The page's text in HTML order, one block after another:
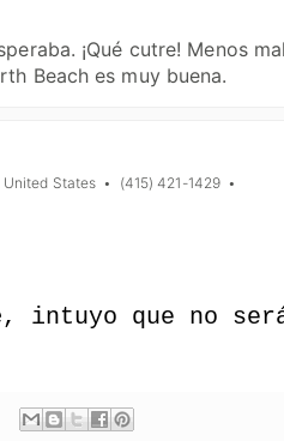
, intuyo que no